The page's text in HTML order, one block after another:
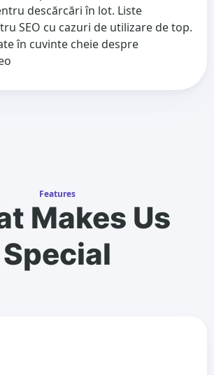
descărcări în lot. Liste
SEO cu cazuri de utilizare de top.
în cuvinte cheie despre
Features
Makes Us
Special